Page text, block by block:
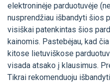
elektroninėje parduotuvėje
nusprendžiau išbandyti šios
visiškai patenkintas šios
kainomis. Pastebėjau, kad
kitose lietuviškose
visada atsako į klausimus.
Tikrai rekomenduoju